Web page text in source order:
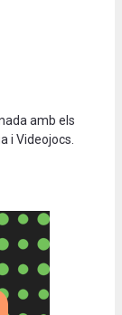
amb els
i Videojocs.